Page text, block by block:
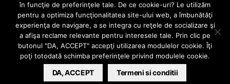
HOME CONTACT POLITICĂ DE CONFIDENȚIALITATE
Since 2005 | Copyright by HIPHOPLIVE
ENTERTAINMENT SRL
în funcţie de preferinţele tale. De ce cookie-uri? Le utilizăm
pentru a optimiza funcţionalitatea site-ului web, a îmbunătăţi
experienţa de navigare, a se integra cu reţele de socializare şi
a afişa reclame relevante pentru interesele tale. Prin clic pe
butonul "DA, ACCEPT" accepţi utilizarea modulelor cookie. Îţi
poţi totodată schimba preferinţele privind modulele cookie.
DA, ACCEPT Termeni si conditii